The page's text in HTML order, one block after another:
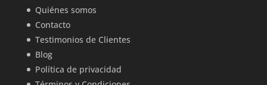
Quiénes somos
Contacto
Testimonios de Clientes
Blog
Política de privacidad